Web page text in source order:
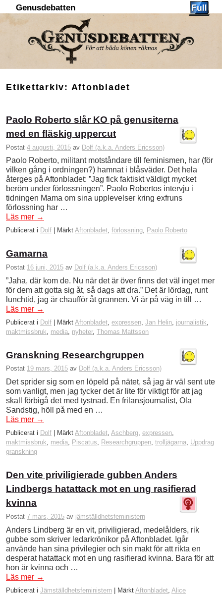
Genusdebatten
Etikettarkiv: Aftonbladet
Paolo Roberto slår KO på genusiterna
med en fläskig uppercut
Postat 4 augusti, 2015 av Dolf (a.k.a. Anders Ericsson)
Paolo Roberto, militant motståndare till feminismen, har (för
vilken gång i ordningen?) hamnat i blåsväder. Det hela
återges på Aftonbladet: ”Jag fick faktiskt väldigt mycket
beröm under förlossningen”. Paolo Robertos intervju i
tidningen Mama om sina upplevelser kring exfruns
förlossning har …
Läs mer →
Publicerat i Dolf Märkt Aftonbladet, förlossning, Paolo Roberto
Gamarna
Postat 16 juni, 2015 av Dolf (a.k.a. Anders Ericsson)
”Jaha, där kom de. Nu när det är över finns det väl inget mer
för dem att gotta sig åt, så dags att dra.” Det är lördag, runt
lunchtid, jag är chaufför åt grannen. Vi är på väg in till …
Läs mer →
Publicerat i Dolf Märkt Aftonbladet expressen Jan Helin journalistik
maktmissbruk
media nyheter, Thomas Mattsson
Granskning Researchgruppen
Postat 19 mars, 2015 av Dolf (a.k.a. Anders Ericsson)
Det sprider sig som en löpeld på nätet, så jag är väl sent ute
som vanligt, men jag tycker det är lite för viktigt för att jag
skall förbigå det med tystnad. En frilansjournalist, Ola
Sandstig, höll på med en …
Läs mer →
Publicerat i Dolf Märkt Aftonbladet, Aschberg, expressen,
maktmissbruk, media, Piscatus, Researchgruppen, trolljägarna, Uppdrag
granskning
Den vite priviligierade gubben Anders
Lindbergs hatattack mot en ung rasifierad
kvinna
Postat 7 mars, 2015 av jämställdhetsfeministern
Anders Lindberg är en vit, priviligierad, medelålders, rik
gubbe som skriver ledarkrönikor på Aftonbladet. Igår
använde han sina privilegier och sin makt för att rikta en
desperat hatattack mot en ung rasifierad kvinna. Bara för att
hon är kvinna och …
Läs mer →
Publicerat i Jämställdhetsfeministern Märkt Aftonbladet Alice